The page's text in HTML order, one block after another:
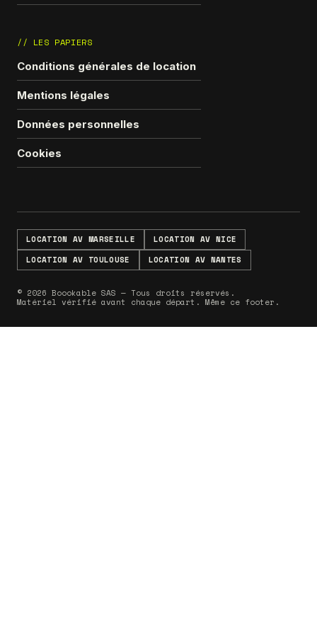
// LES PAPIERS
Conditions générales de location
Mentions légales
Données personnelles
Cookies
LOCATION AV MARSEILLE
LOCATION AV NICE
LOCATION AV TOULOUSE
LOCATION AV NANTES
© 2026 Boookable SAS — Tous droits réservés.
Matériel vérifié avant chaque départ. Même ce footer.